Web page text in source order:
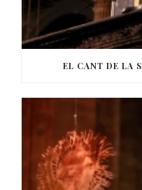
EL CANT DE LA